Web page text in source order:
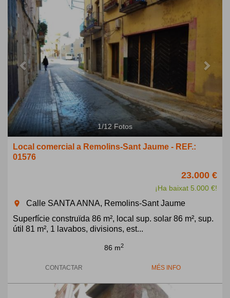
1/12 Fotos
Local comercial a Remolins-Sant Jaume - REF.:
01576
23.000 €
¡Ha baixat 5.000 €!
room
Calle SANTA ANNA, Remolins-Sant Jaume
Superfície construïda 86 m², local sup. solar 86 m², sup.
útil 81 m², 1 lavabos, divisions, est...
86 m2
CONTACTAR MÉS INFO
Previous